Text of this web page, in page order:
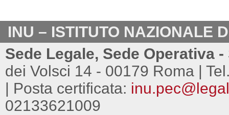
INU – ISTITUTO NAZIONALE
Sede Legale, Sede Operativa
dei Volsci 14 - 00179 Roma |
| Posta certificata:
02133621009